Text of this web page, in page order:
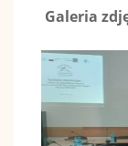
Galeria